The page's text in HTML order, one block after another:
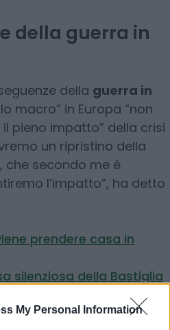
My Personal Information
della guerra in
della guerra in
macro” in Europa “non
pieno impatto” della crisi
un ripristino della
che secondo me è
l’impatto”, ha detto
prendere casa in
silenziosa della Bastiglia